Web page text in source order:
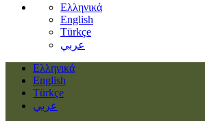
Ελληνικά
English
Türkçe
عربي
Ελληνικά
English
Türkçe
عربي